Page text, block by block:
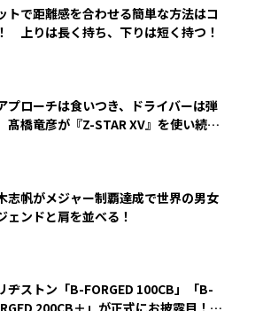
トで距離感を合わせる簡単な方法はコ
上りは長く持ち、下りは短く持つ！
アプローチは食いつき、ドライバーは弾
髙橋竜彦が『Z-STAR XV』を使い続け
志帆がメジャー制覇達成で世界の男女
ェンドと肩を並べる！
ヂストン「B-FORGED 100CB」「B-